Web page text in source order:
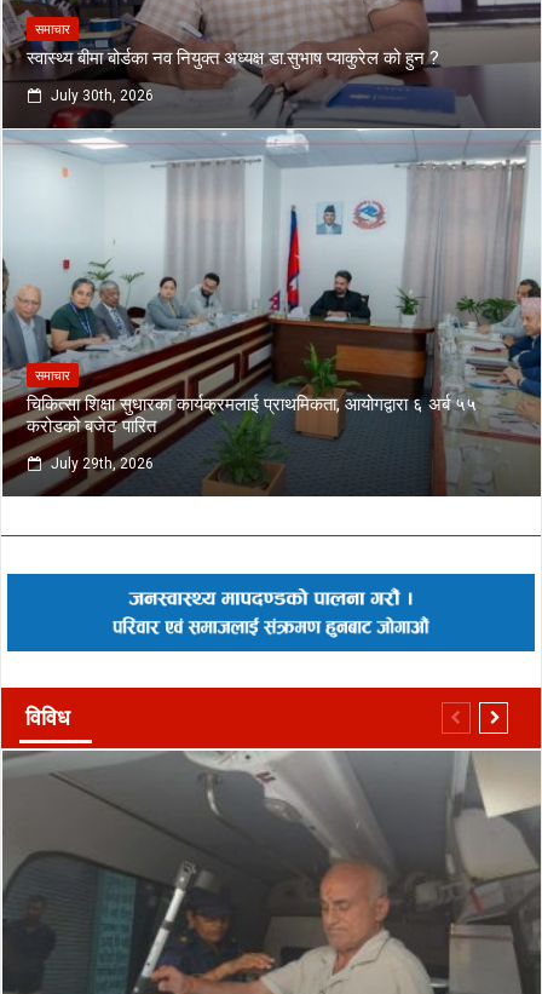
समाचार
स्वास्थ्य बीमा बोर्डका नव नियुक्त अध्यक्ष डा.सुभाष प्याकुरेल को हुन ?
July 30th, 2026
समाचार
चिकित्सा शिक्षा सुधारका कार्यक्रमलाई प्राथमिकता, आयोगद्वारा ६ अर्ब ५५
करोडको बजेट पारित
July 29th, 2026
विविध